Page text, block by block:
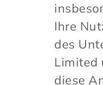
Ihre
des
Limited
diese